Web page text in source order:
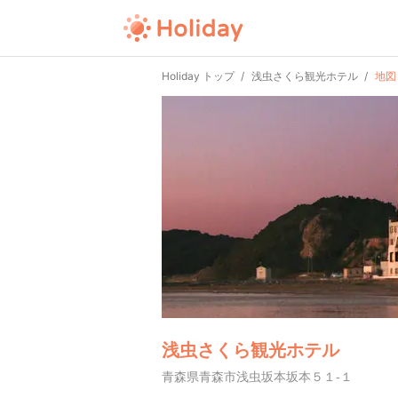
Holiday トップ 浅虫さくら観光ホテル 地図
浅虫さくら観光ホテル
青森県青森市浅虫坂本坂本５１-１